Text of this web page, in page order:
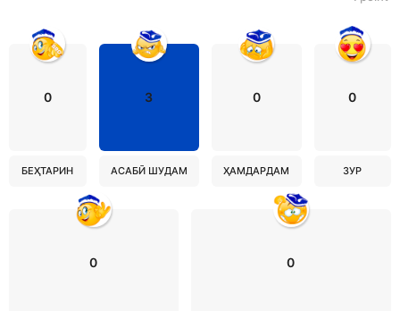
0
БЕҲТАРИН
3
АСАБӢ ШУДАМ
0
ҲАМДАРДАМ
0
ЗУР
0 0